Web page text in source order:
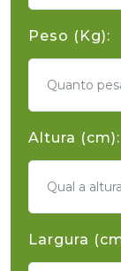
Peso (Kg):
Altura (cm):
Largura